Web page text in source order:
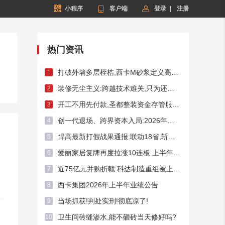
 小程序  客户端  登录 注册
热门资讯
1
2
3
4
5
6
7
8 西卡集团2026年上半年业绩公告
9 当场抓获!判处实刑!彻底凉了!
10 卫生间砖缝渗水,能不砸砖当天修好吗?